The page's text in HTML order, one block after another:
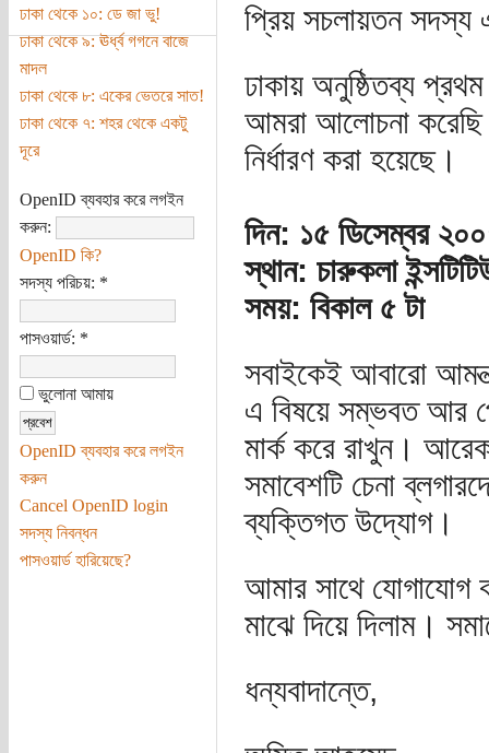
ঢাকা থেকে ১০: ডে জা ভু!
ঢাকা থেকে ৯: ঊর্ধ্ব গগনে বাজে
মাদল
ঢাকা থেকে ৮: একের ভেতরে সাত!
ঢাকা থেকে ৭: শহর থেকে একটু
দূরে
OpenID ব্যবহার করে লগইন
করুন:
OpenID কি?
সদস্য পরিচয়: *
পাসওয়ার্ড: *
ভুলোনা আমায়
OpenID ব্যবহার করে লগইন
করুন
Cancel OpenID login
সদস্য নিবন্ধন
পাসওয়ার্ড হারিয়েছে?
প্রিয় সচলায়তন সদস্য
ঢাকায় অনুষ্ঠিতব্য
আমরা আলোচনা
নির্ধারণ করা হয়েছে।
দিন: ১৫ ডিসেম্বর
স্থান: চারুকলা
সময়: বিকাল ৫ টা
সবাইকেই আবারো
এ বিষয়ে সম্ভবত আর
মার্ক করে রাখুন।
সমাবেশটি চেনা
ব্যক্তিগত উদ্যোগ।
আমার সাথে যোগাযোগ
মাঝে দিয়ে দিলাম।
ধন্যবাদান্তে,